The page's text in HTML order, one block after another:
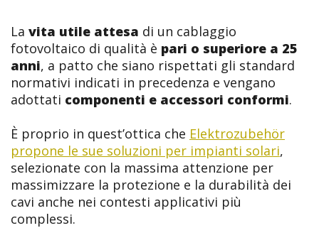
La vita utile attesa di un cablaggio
fotovoltaico di qualità è pari o superiore a 25
anni, a patto che siano rispettati gli standard
normativi indicati in precedenza e vengano
adottati componenti e accessori conformi.
È proprio in quest’ottica che Elektrozubehör
propone le sue soluzioni per impianti solari,
selezionate con la massima attenzione per
massimizzare la protezione e la durabilità dei
cavi anche nei contesti applicativi più
complessi.